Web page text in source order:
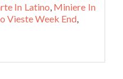
In Latino, Miniere In
Vieste Week End,